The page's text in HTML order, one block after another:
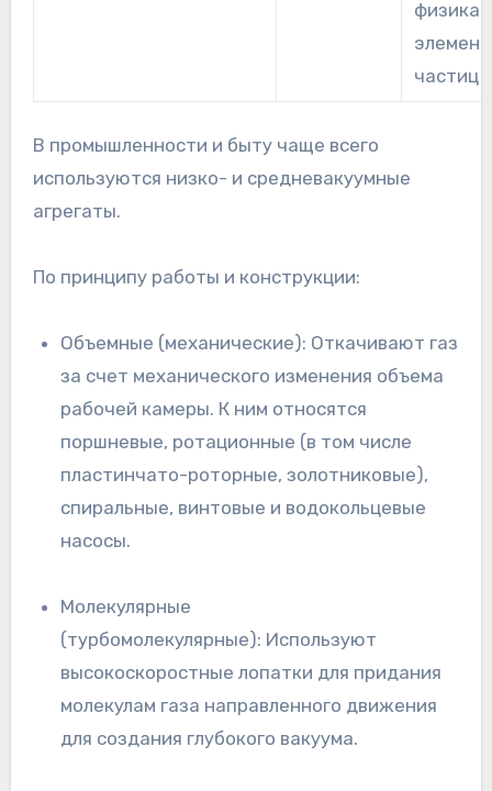
физика
частиц
В промышленности и быту чаще всего
используются низко- и средневакуумные
агрегаты.
По принципу работы и конструкции:
Объемные (механические): Откачивают газ
за счет механического изменения объема
рабочей камеры. К ним относятся
поршневые, ротационные (в том числе
пластинчато-роторные, золотниковые),
спиральные, винтовые и водокольцевые
насосы.
Молекулярные
(турбомолекулярные): Используют
высокоскоростные лопатки для придания
молекулам газа направленного движения
для создания глубокого вакуума.